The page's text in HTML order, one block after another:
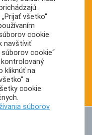
všetko“
cookie.
navštíviť
cookie“
kliknúť na
a
cookie
súborov